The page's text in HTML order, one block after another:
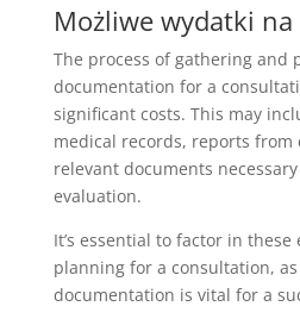
Możliwe wydatki
The process of gathering and
documentation for a
significant costs. This may
medical records, reports from
relevant documents
evaluation.
It’s essential to factor in these
planning for a consultation,
documentation is vital for a